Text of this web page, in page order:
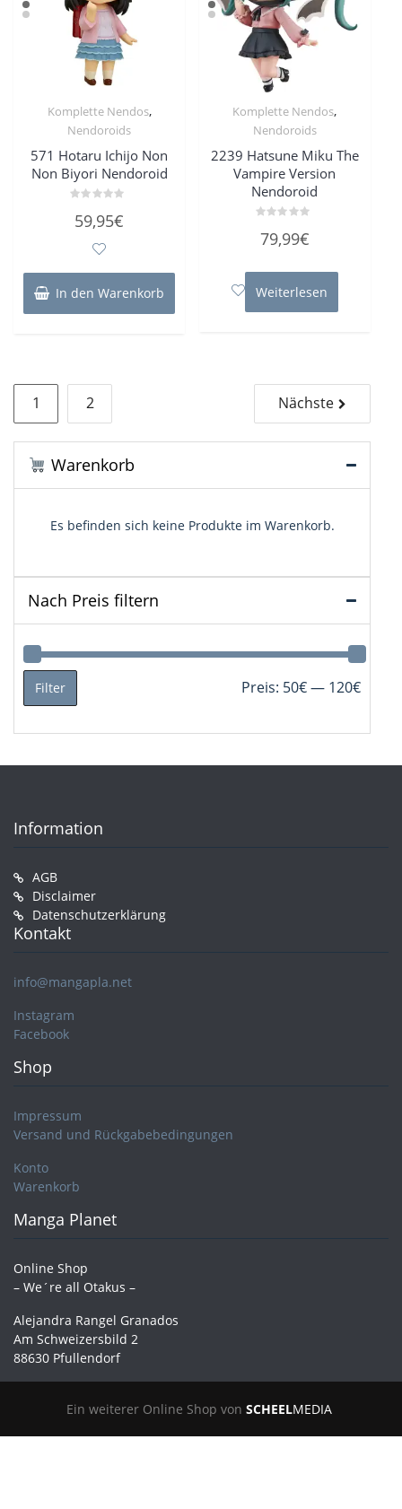
Komplette Nendos,
Nendoroids
571 Hotaru Ichijo Non
Non Biyori Nendoroid
mit
59,95€
In den Warenkorb
Komplette Nendos,
Nendoroids
2239 Hatsune Miku The
Vampire Version
Nendoroid
mit
5
79,99€
Weiterlesen
Seitennummerierung
der
Beiträge
1 2 Nächste
Warenkorb
Es befinden sich keine Produkte im Warenkorb.
Nach Preis filtern
Min.
Max.
Filter Preis: 50€— 120€
Information
AGB
Disclaimer
Datenschutzerklärung
Kontakt
info@mangapla.net
Instagram
Facebook
Shop
Impressum
Versand und Rückgabebedingungen
Konto
Warenkorb
Manga Planet
Online Shop
– We´re all Otakus –
Alejandra Rangel Granados
Am Schweizersbild 2
88630 Pfullendorf
Ein weiterer Online Shop von SCHEELMEDIA